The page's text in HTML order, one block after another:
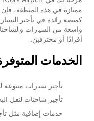
واسعة من السيارات
أفرادًا أو محترفين.
الخدمات
تأجير سيارات متنوعة
تأجير شاحنات لنقل
خدمات إضافية مثل